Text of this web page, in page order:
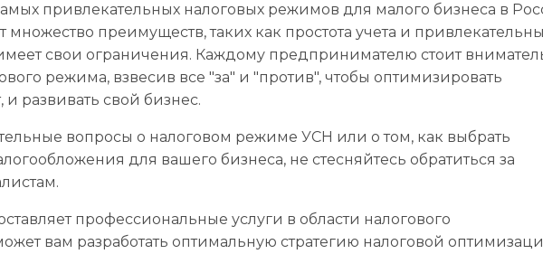
привлекательных налоговых режимов для малого бизнеса в
множество преимуществ, таких как простота учета и
свои ограничения. Каждому предпринимателю стоит
режима, взвесив все "за" и "против", чтобы оптимизировать
развивать свой бизнес.
вопросы о налоговом режиме УСН или о том, как выбрать
для вашего бизнеса, не стесняйтесь обратиться за
профессиональные услуги в области налогового
вам разработать оптимальную стратегию налоговой